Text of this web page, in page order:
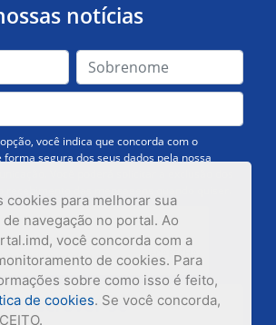
cookies para melhorar sua
navegação no portal. Ao
você concorda com a
de cookies. Para
sobre como isso é feito,
de cookies. Se você concorda,
notícias
você indica que concorda com o
segura dos seus dados pela nossa
Inscrever-se